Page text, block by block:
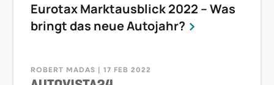
Eurotax Marktausblick 2022 – Was
bringt das neue Autojahr?
ROBERT MADAS | 17 FEB 2022